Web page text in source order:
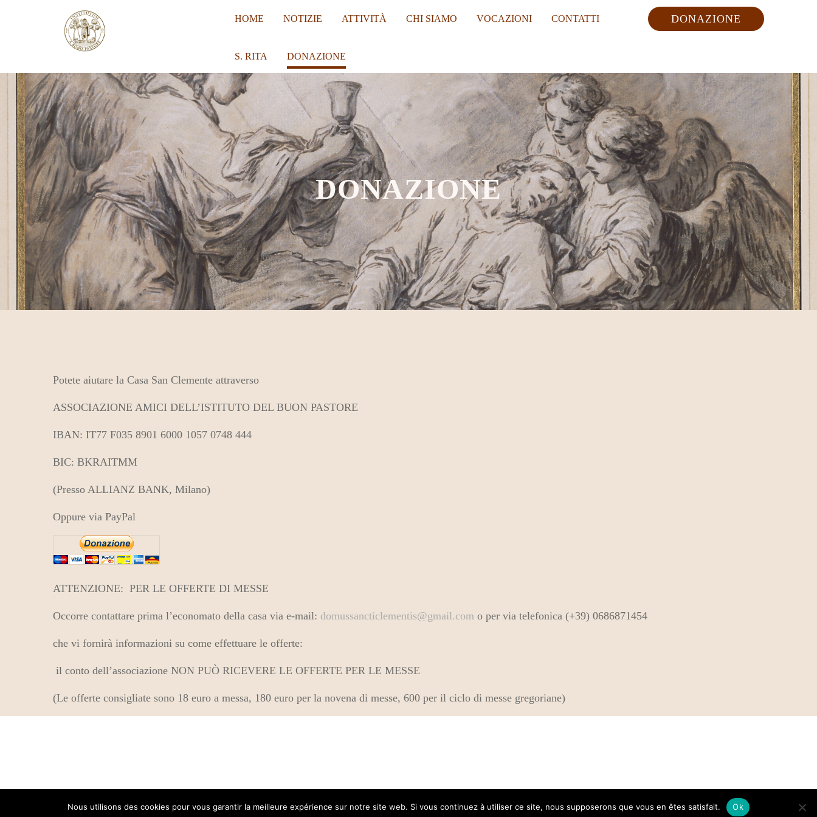
HOME NOTIZIE ATTIVITÀ CHI SIAMO VOCAZIONI CONTATTI
S. RITA DONAZIONE
DONAZIONE
DONAZIONE
Potete aiutare la Casa San Clemente attraverso
ASSOCIAZIONE AMICI DELL’ISTITUTO DEL BUON PASTORE
IBAN: IT77 F035 8901 6000 1057 0748 444
BIC: BKRAITMM
(Presso ALLIANZ BANK, Milano)
Oppure via PayPal
ATTENZIONE: PER LE OFFERTE DI MESSE
Occorre contattare prima l’economato della casa via e-mail: domussancticlementis@gmail.com o per via telefonica (+39) 0686871454
che vi fornirà informazioni su come effettuare le offerte:
il conto dell’associazione NON PUÒ RICEVERE LE OFFERTE PER LE MESSE
(Le offerte consigliate sono 18 euro a messa, 180 euro per la novena di messe, 600 per il ciclo di messe gregoriane)
© Copyright 2022 by Istituto del Buon Pastore
Nous utilisons des cookies pour vous garantir la meilleure expérience sur notre site web. Si vous continuez à utiliser ce site, nous supposerons que vous en êtes satisfait. Ok